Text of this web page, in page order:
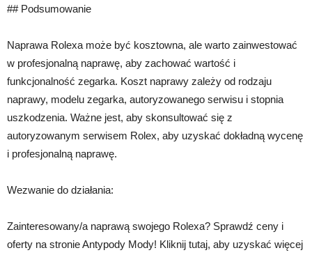
## Podsumowanie
Naprawa Rolexa może być kosztowna, ale warto zainwestować
w profesjonalną naprawę, aby zachować wartość i
funkcjonalność zegarka. Koszt naprawy zależy od rodzaju
naprawy, modelu zegarka, autoryzowanego serwisu i stopnia
uszkodzenia. Ważne jest, aby skonsultować się z
autoryzowanym serwisem Rolex, aby uzyskać dokładną wycenę
i profesjonalną naprawę.
Wezwanie do działania:
Zainteresowany/a naprawą swojego Rolexa? Sprawdź ceny i
oferty na stronie Antypody Mody! Kliknij tutaj, aby uzyskać więcej